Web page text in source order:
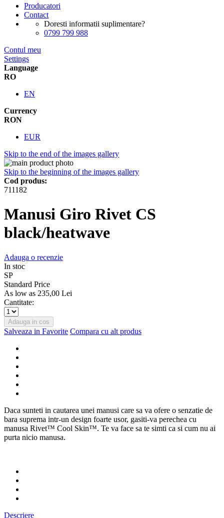
Producatori
Contact
Doresti informatii suplimentare?
0799 799 988
Contul meu
Settings
Language
RO
EN
Currency
RON
EUR
Skip to the end of the images gallery
Skip to the beginning of the images gallery
Cod produs:
711182
Manusi Giro Rivet CS
black/heatwave
Adauga o recenzie
In stoc
SP
Standard Price
As low as 235,00 Lei
Cantitate:
Adauga in cos
Salveaza in Favorite Compara cu alt produs
Daca sunteti in cautarea unei manusi care sa va ofere o senzatie de
bara suprema intr-un design foarte usor, gasiti-va perechea cu
manusa Rivet™ Cool Skin™. Te va face sa te simti ca si cum nu ai
purta nicio manusa.
Descriere